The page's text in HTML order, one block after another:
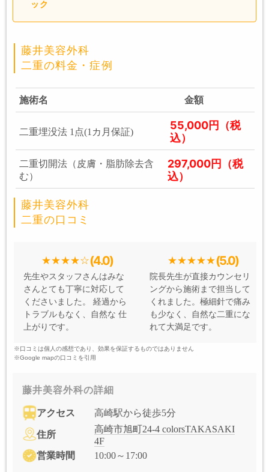
ック
藤井美容外科
二重の料金・症例
施術名 金額
二重埋没法 1点(1カ月保証)
55,000円（税
込）
二重切開法（皮膚・脂肪除去含
む）
297,000円（税
込）
藤井美容外科
二重の口コミ
(4.0)
先生やスタッフさんはみな
さんとても丁寧に対応して
くださいました。 経過から
トラブルもなく、自然な 仕
上がりです。
(5.0)
院長先生が直接カウンセリ
ングから施術まで担当して
くれました。極細針で痛み
も少なく、自然な二重にな
れて大満足です。
※口コミは個人の感想であり、効果を保証するものではありません
※Google mapの口コミを引用
藤井美容外科の詳細
アクセス 高崎駅から徒歩5分
住所
高崎市旭町24-4 colorsTAKASAKI
4F
営業時間
10:00～17:00